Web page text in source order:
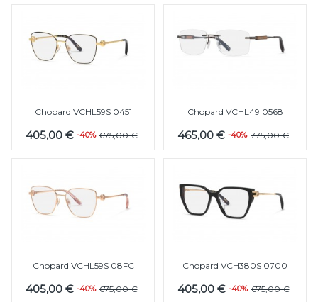
Chopard VCHL59S 0451
405,00 € -40% 675,00 €
Chopard VCHL49 0568
465,00 € -40% 775,00 €
Chopard VCHL59S 08FC
405,00 € -40% 675,00 €
Chopard VCH380S 0700
405,00 € -40% 675,00 €